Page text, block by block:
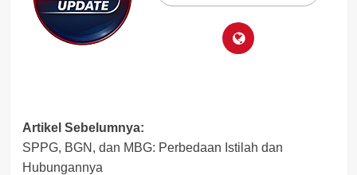
Post
navigation
Artikel Sebelumnya:
SPPG, BGN, dan MBG: Perbedaan Istilah dan
Hubungannya